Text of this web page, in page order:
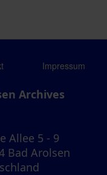
Impressum
Archives
Allee 5 - 9
Bad Arolsen